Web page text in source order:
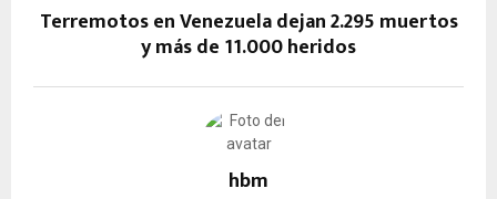
Terremotos en Venezuela dejan 2.295 muertos
y más de 11.000 heridos
hbm